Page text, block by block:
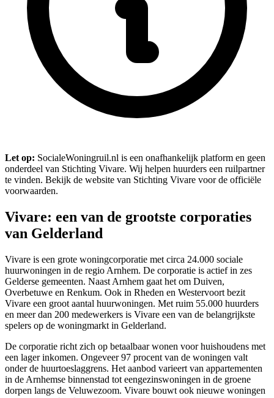
Let op: SocialeWoningruil.nl is een onafhankelijk platform en geen
onderdeel van Stichting Vivare. Wij helpen huurders een ruilpartner
te vinden. Bekijk de website van Stichting Vivare voor de officiële
voorwaarden.
Vivare: een van de grootste corporaties
van Gelderland
Vivare is een grote woningcorporatie met circa 24.000 sociale
huurwoningen in de regio Arnhem. De corporatie is actief in zes
Gelderse gemeenten. Naast Arnhem gaat het om Duiven,
Overbetuwe en Renkum. Ook in Rheden en Westervoort bezit
Vivare een groot aantal huurwoningen. Met ruim 55.000 huurders
en meer dan 200 medewerkers is Vivare een van de belangrijkste
spelers op de woningmarkt in Gelderland.
De corporatie richt zich op betaalbaar wonen voor huishoudens met
een lager inkomen. Ongeveer 97 procent van de woningen valt
onder de huurtoeslaggrens. Het aanbod varieert van appartementen
in de Arnhemse binnenstad tot eengezinswoningen in de groene
dorpen langs de Veluwezoom. Vivare bouwt ook nieuwe woningen